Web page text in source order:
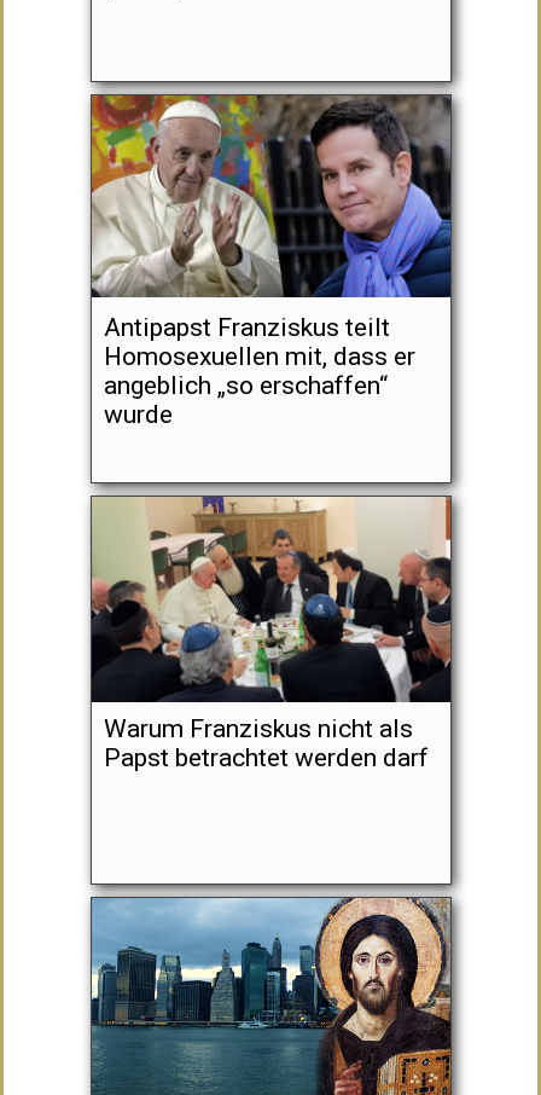
Antipapst Franziskus teilt
Homosexuellen mit, dass er
angeblich „so erschaffen“
wurde
Warum Franziskus nicht als
Papst betrachtet werden darf